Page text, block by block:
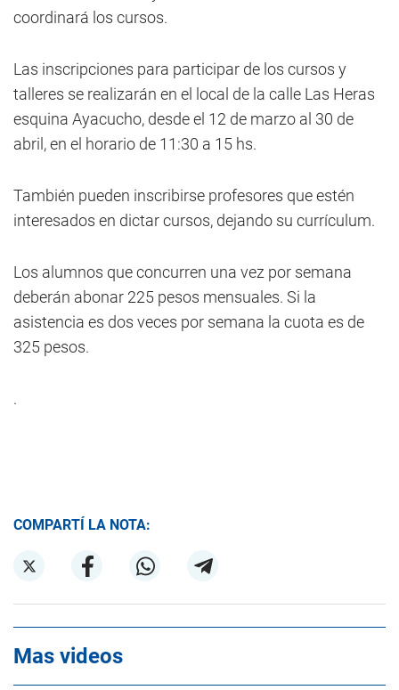
coordinará los cursos.
Las inscripciones para participar de los cursos y
talleres se realizarán en el local de la calle Las Heras
esquina Ayacucho, desde el 12 de marzo al 30 de
abril, en el horario de 11:30 a 15 hs.
También pueden inscribirse profesores que estén
interesados en dictar cursos, dejando su currículum.
Los alumnos que concurren una vez por semana
deberán abonar 225 pesos mensuales. Si la
asistencia es dos veces por semana la cuota es de
325 pesos.
.
COMPARTÍ LA NOTA:
Mas videos